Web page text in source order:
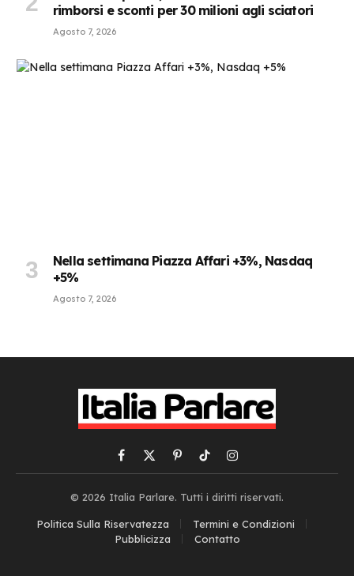
rimborsi e sconti per 30 milioni agli sciatori
Agosto 7, 2026
Nella settimana Piazza Affari +3%, Nasdaq
+5%
Agosto 7, 2026
Facebook
X
(Twitter)
PinterestTikTokInstagram
© 2026 Italia Parlare. Tutti i diritti riservati.
Politica Sulla Riservatezza
Termini e Condizioni
Pubblicizza
Contatto